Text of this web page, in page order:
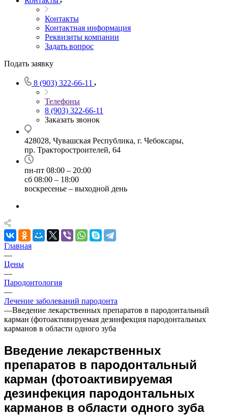
Контакты
Контактная информация
Реквизиты компании
Задать вопрос
Подать заявку
8 (903) 322-66-11
Телефоны
8 (903) 322-66-11
Заказать звонок
428028, Чувашская Республика, г. Чебоксары,
пр. Тракторостроителей, 64
пн-пт 08:00 – 20:00
сб 08:00 – 18:00
воскресенье – выходной день
Главная
—
Цены
—
Пародонтология
—
Лечение заболеваний пародонта
—Введение лекарственных препаратов в пародонтальный
карман (фотоактивируемая дезинфекция пародонтальных
карманов в области одного зуба
Введение лекарственных
препаратов в пародонтальный
карман (фотоактивируемая
дезинфекция пародонтальных
карманов в области одного зуба